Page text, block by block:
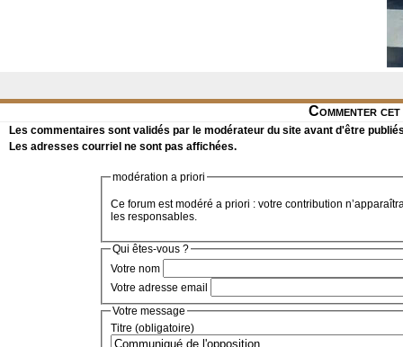
Commenter
Les commentaires sont validés par le modérateur du site avant d'être
Les adresses courriel ne sont pas affichées.
modération a priori
Ce forum est modéré a priori : votre contribution
les responsables.
Qui êtes-vous ?
Votre nom
Votre adresse email
Votre message
Titre (obligatoire)